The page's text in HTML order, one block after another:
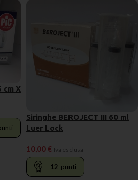
X
Siringhe BEROJECT III 60 ml
Luer Lock
10,00€ Iva esclusa
12 punti